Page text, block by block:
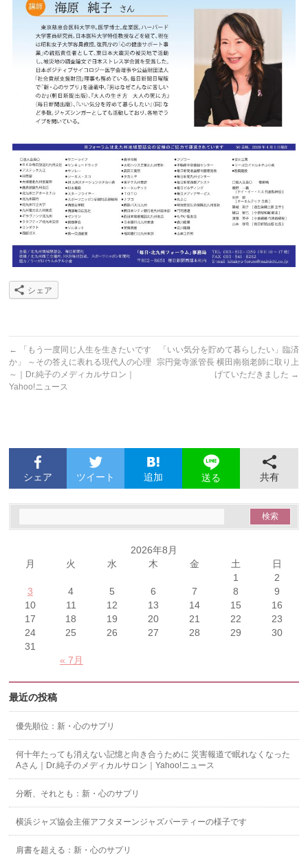
シェア
←
「もう一度同じ人生を生きたいです
か」 ～その答えに表れる現代人の心理
～｜Dr.純子のメディカルサロン｜
Yahoo!ニュース
「いい気分を貯めて暮らしたい」臨済
宗円覚寺派管長 横田南嶺老師に取り上
げていただきました →
シェア ツイート 追加 送る 共有
2026年8月
月
火 水 木 金 土 日
« 7月
1
2
3
4 5 6 7 8
9
10
11 12 13 14 15
16
17
18 19 20 21 22
23
24
25 26 27 28 29
30
31
最近の投稿
優先順位：新・心のサプリ
何十年たっても消えない記憶と向き合うために 災害報道で眠れなくなった
Aさん｜Dr.純子のメディカルサロン｜Yahoo!ニュース
分断、それとも：新・心のサプリ
横浜ジャズ協会主催アフタヌーンジャズパーティーの様子です
肩書を超える：新・心のサプリ